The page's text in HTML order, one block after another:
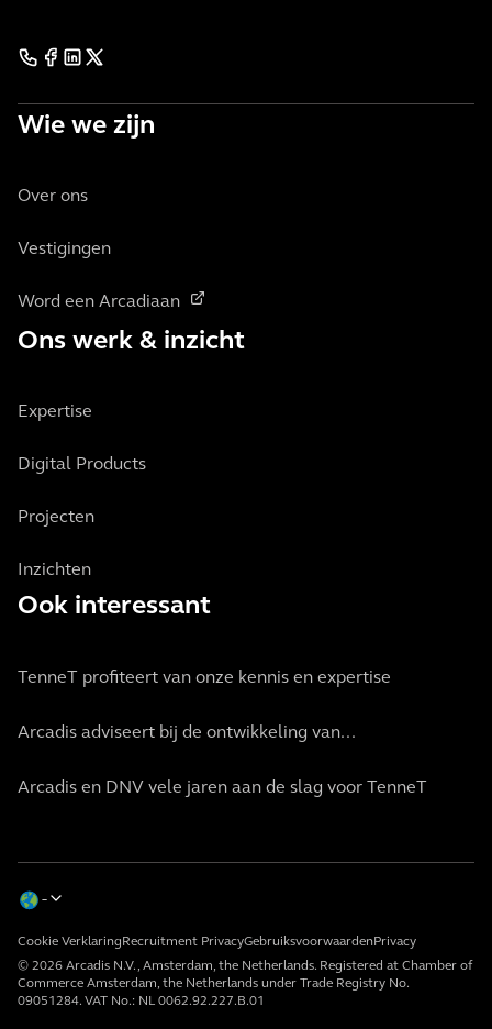
Wie we zijn
Over ons
Vestigingen
Word een Arcadiaan
Ons werk & inzicht
Expertise
Digital Products
Projecten
Inzichten
Ook interessant
TenneT profiteert van onze kennis en expertise
Arcadis adviseert bij de ontwikkeling van...
Arcadis en DNV vele jaren aan de slag voor TenneT
© 2026 Arcadis N.V., Amsterdam, the Netherlands. Registered at Chamber of
Commerce Amsterdam, the Netherlands under Trade Registry No.
09051284. VAT No.: NL 0062.92.227.B.01
Cookie Verklaring Recruitment PrivacyGebruiksvoorwaardenPrivacy